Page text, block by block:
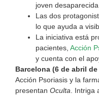
joven desaparecida
Las dos
lo que ayuda a
La iniciativa está
pacientes, Acción
y cuenta con el
Barcelona (6 de abril de
Acción Psoriasis y la
presentan Oculta .